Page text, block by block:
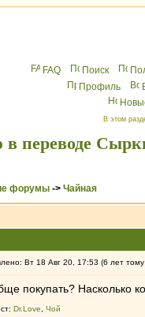
FAQ Поиск
Профиль
В этом
переводе
форумы -> Чайная
Вт 18 Авг 20, 17:53 (6 лет
покупать? Насколько
Dr.Love Чой